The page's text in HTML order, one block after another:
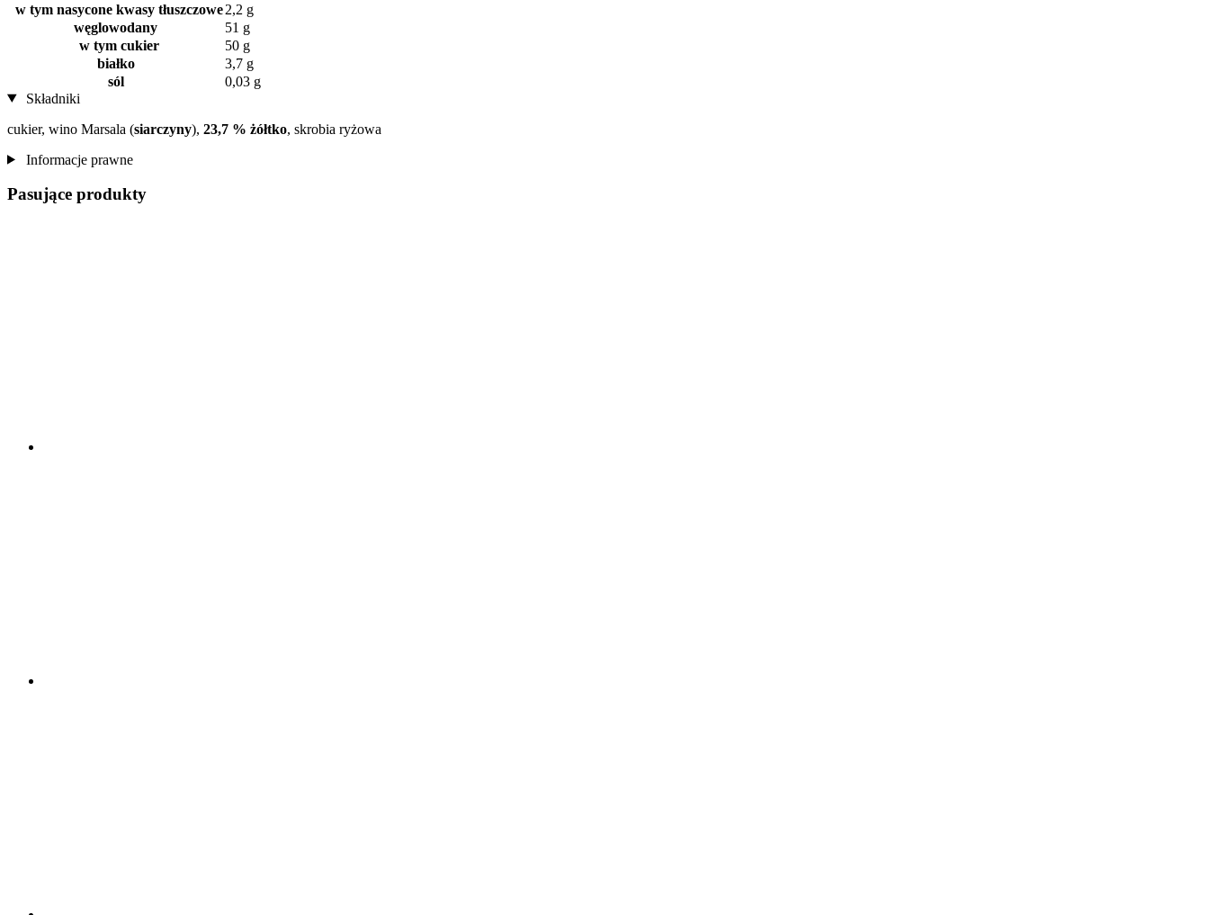
w tym nasycone kwasy tłuszczowe2,2 g
węglowodany
51 g
w tym cukier
50 g
białko
3,7 g
sól
0,03 g
Składniki
cukier, wino Marsala (siarczyny), 23,7 % żółtko, skrobia ryżowa
Informacje prawne
Pasujące produkty